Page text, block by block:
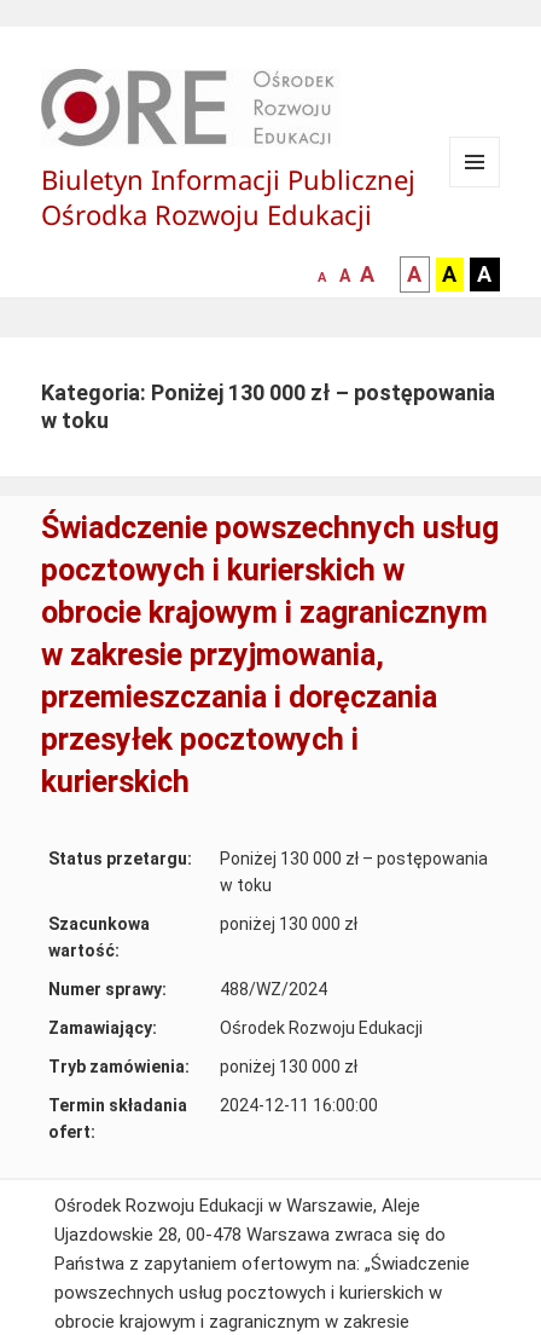
Biuletyn Informacji Publicznej
Ośrodka Rozwoju Edukacji
mniejsza
A
normalna
A
większa-
czcionka
A
kontrast
czarny
tle
A
kontrast
czarny
tle
A
żółty
tle
A
Kategoria: Poniżej 130 000 zł – postępowania
w toku
Świadczenie powszechnych usług
pocztowych i kurierskich w
obrocie krajowym i zagranicznym
w zakresie przyjmowania,
przemieszczania i doręczania
przesyłek pocztowych i
kurierskich
Status przetargu:
Poniżej 130 000 zł – postępowania
w toku
Szacunkowa
wartość:
poniżej 130 000 zł
Numer sprawy:
488/WZ/2024
Zamawiający:
Ośrodek Rozwoju Edukacji
Tryb zamówienia:
poniżej 130 000 zł
Termin składania
ofert:
2024-12-11 16:00:00
Ośrodek Rozwoju Edukacji w Warszawie, Aleje
Ujazdowskie 28, 00-478 Warszawa zwraca się do
Państwa z zapytaniem ofertowym na: „Świadczenie
powszechnych usług pocztowych i kurierskich w
obrocie krajowym i zagranicznym w zakresie